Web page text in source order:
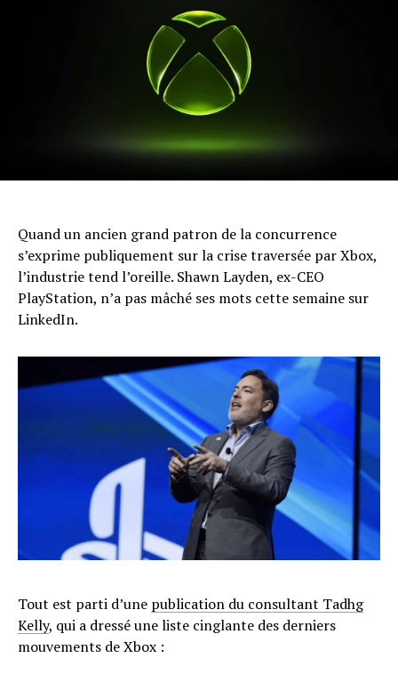
Quand un ancien grand patron de la concurrence
s’exprime publiquement sur la crise traversée par Xbox,
l’industrie tend l’oreille. Shawn Layden, ex-CEO
PlayStation, n’a pas mâché ses mots cette semaine sur
LinkedIn.
Tout est parti d’une publication du consultant Tadhg
Kelly, qui a dressé une liste cinglante des derniers
mouvements de Xbox :